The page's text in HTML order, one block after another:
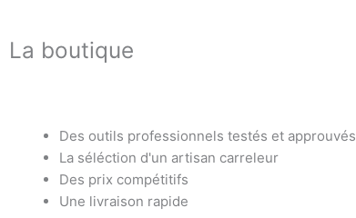
La boutique
Des outils professionnels testés et approuvés
La séléction d'un artisan carreleur
Des prix compétitifs
Une livraison rapide